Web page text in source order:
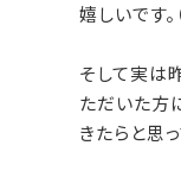
嬉しいです
そして実は
ただいた方
きたらと思